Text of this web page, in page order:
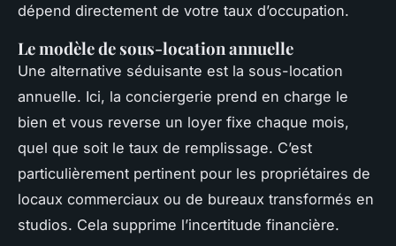
dépend directement de votre taux d’occupation.
Le modèle de sous-location annuelle
Une alternative séduisante est la sous-location
annuelle. Ici, la conciergerie prend en charge le
bien et vous reverse un loyer fixe chaque mois,
quel que soit le taux de remplissage. C’est
particulièrement pertinent pour les propriétaires de
locaux commerciaux ou de bureaux transformés en
studios. Cela supprime l’incertitude financière.